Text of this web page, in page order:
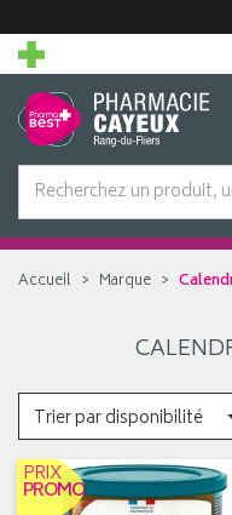
Accueil Marque
Trier par disponibilité
PRIX
PROMO